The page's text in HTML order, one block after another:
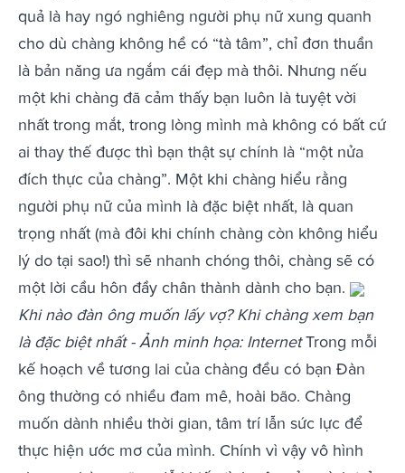
quả là hay ngó nghiêng người phụ nữ xung quanh
cho dù chàng không hề có “tà tâm”, chỉ đơn thuần
là bản năng ưa ngắm cái đẹp mà thôi. Nhưng nếu
một khi chàng đã cảm thấy bạn luôn là tuyệt vời
nhất trong mắt, trong lòng mình mà không có bất cứ
ai thay thế được thì bạn thật sự chính là “một nửa
đích thực của chàng”. Một khi chàng hiểu rằng
người phụ nữ của mình là đặc biệt nhất, là quan
trọng nhất (mà đôi khi chính chàng còn không hiểu
lý do tại sao!) thì sẽ nhanh chóng thôi, chàng sẽ có
một lời cầu hôn đầy chân thành dành cho bạn.
Khi nào đàn ông muốn lấy vợ? Khi chàng xem bạn
là đặc biệt nhất - Ảnh minh họa: InternetTrong mỗi
kế hoạch về tương lai của chàng đều có bạn Đàn
ông thường có nhiều đam mê, hoài bão. Chàng
muốn dành nhiều thời gian, tâm trí lẫn sức lực để
thực hiện ước mơ của mình. Chính vì vậy vô hình